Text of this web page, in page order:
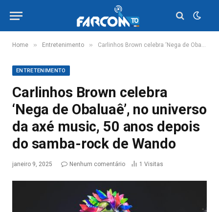
Home » Entretenimento » Carlinhos Brown celebra ‘Nega de Obaluaê’, no universo da axé music, 50 anos depois do samba-rock de Wando
ENTRETENIMENTO
Carlinhos Brown celebra
‘Nega de Obaluaê’, no universo
da axé music, 50 anos depois
do samba-rock de Wando
janeiro 9, 2025 Nenhum comentário 1 Visitas